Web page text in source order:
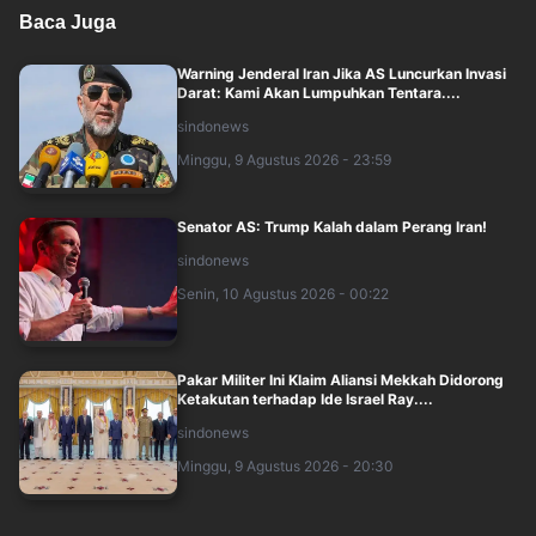
Baca Juga
Warning Jenderal Iran Jika AS Luncurkan Invasi
Darat: Kami Akan Lumpuhkan Tentara....
sindonews
Minggu, 9 Agustus 2026 - 23:59
Senator AS: Trump Kalah dalam Perang Iran!
sindonews
Senin, 10 Agustus 2026 - 00:22
Pakar Militer Ini Klaim Aliansi Mekkah Didorong
Ketakutan terhadap Ide Israel Ray....
sindonews
Minggu, 9 Agustus 2026 - 20:30